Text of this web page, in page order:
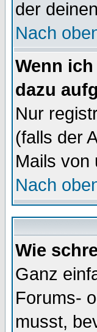
der
Nach
Wenn
dazu
Nur
(falls der
Mails von
Nach
Wie
Ganz
Forums-
musst,